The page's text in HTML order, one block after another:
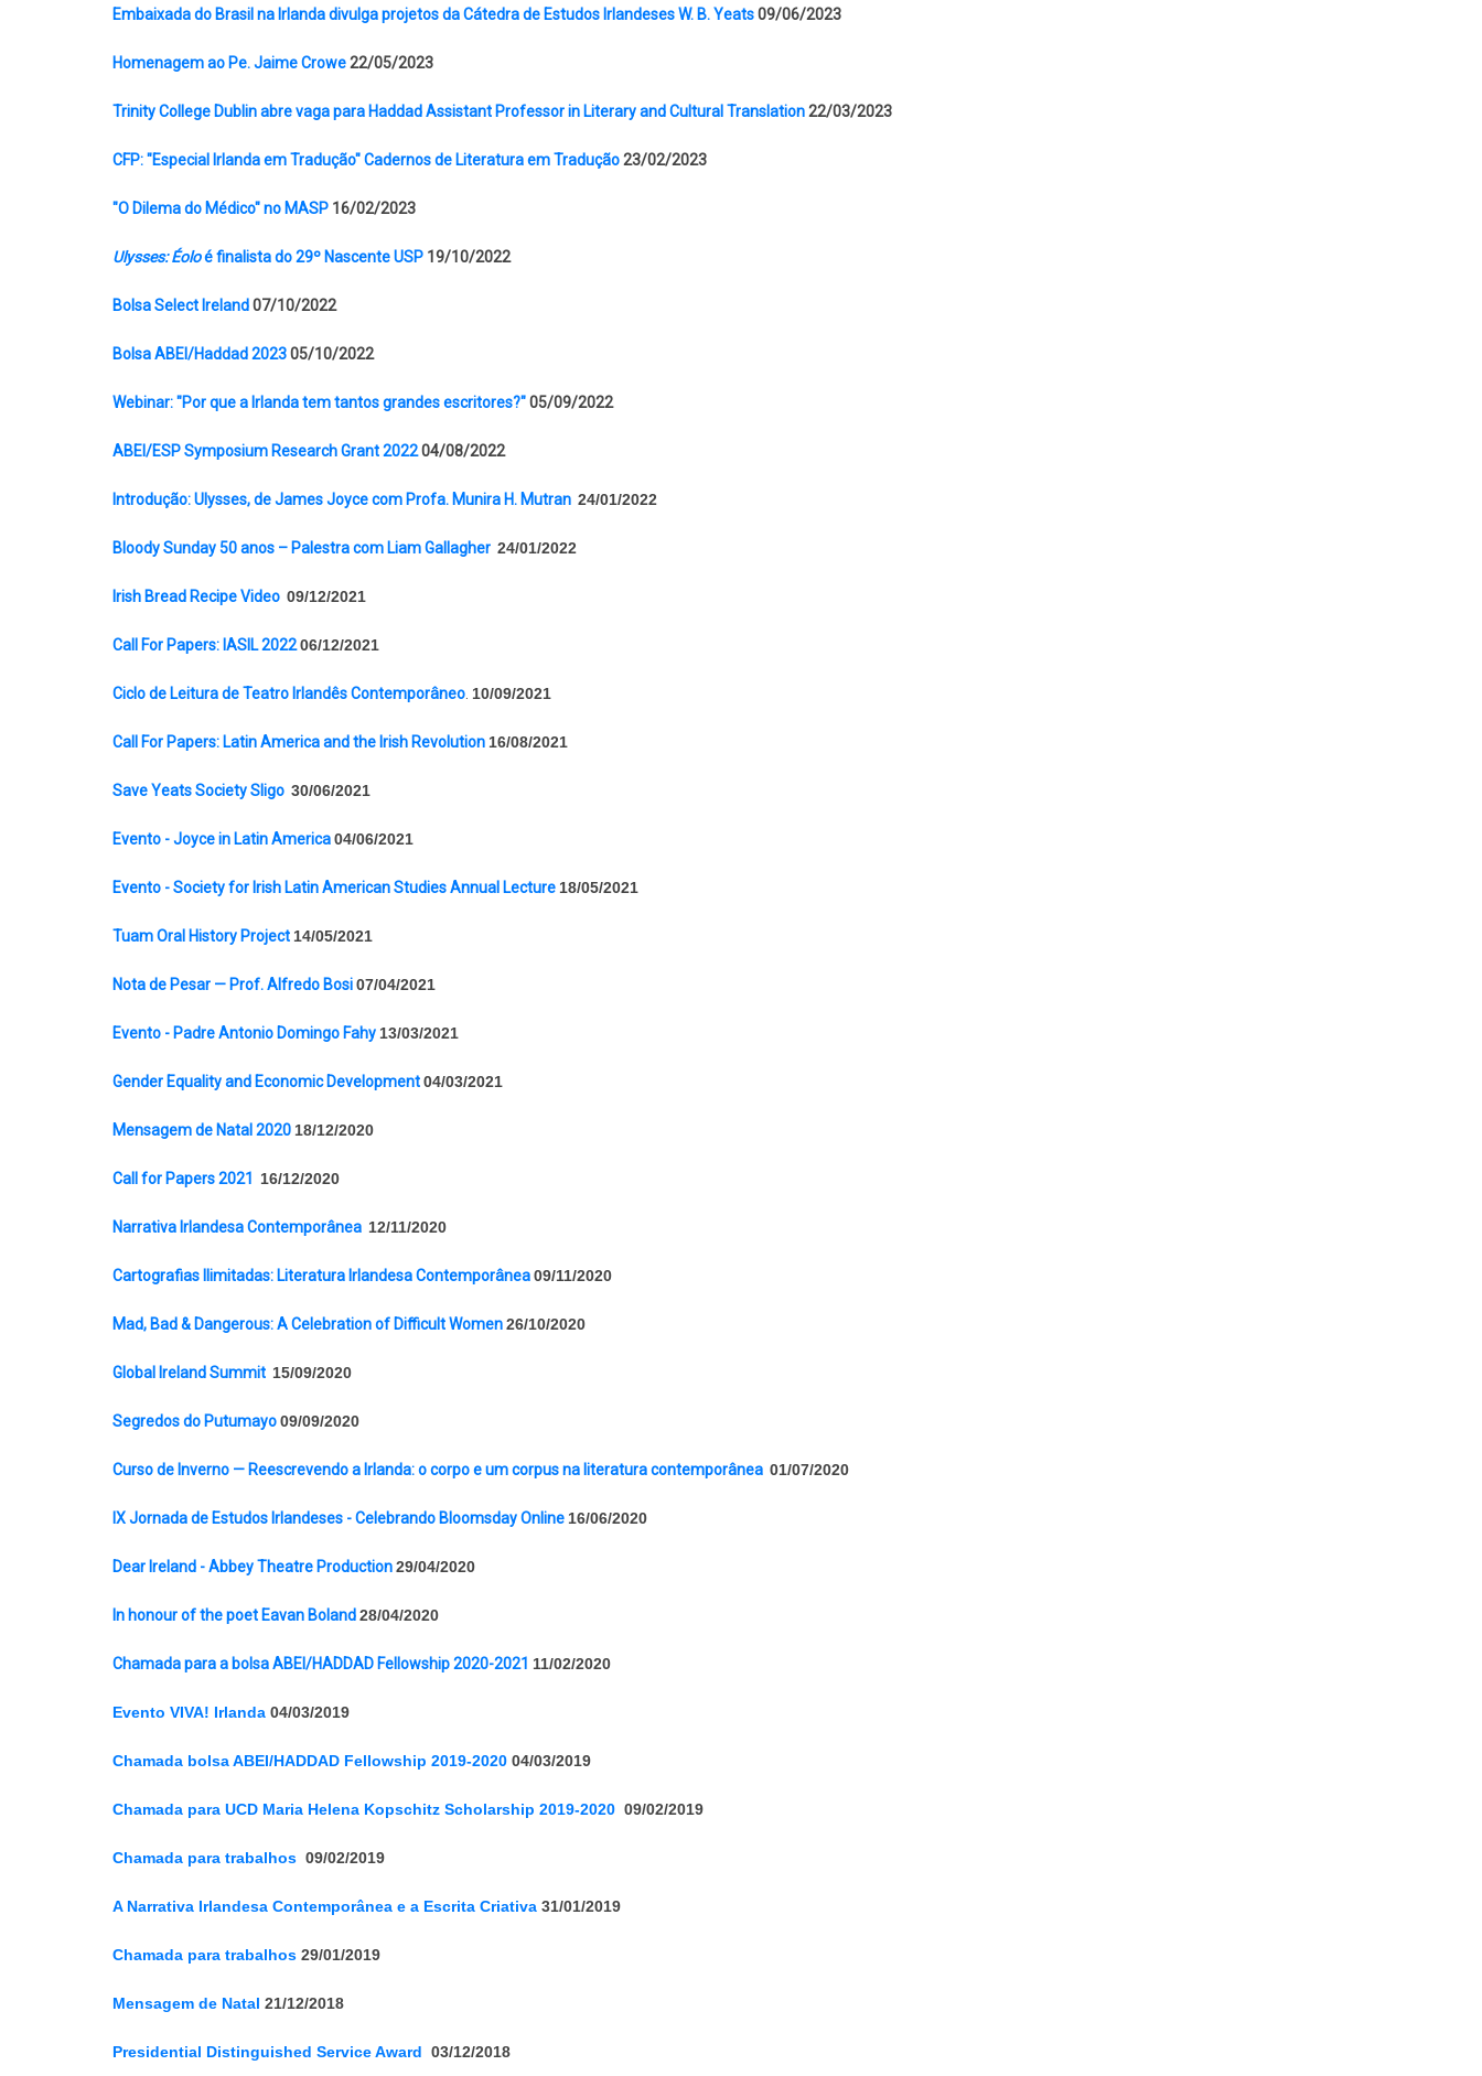
Embaixada do Brasil na Irlanda divulga projetos da Cátedra de Estudos Irlandeses W. B. Yeats09/06/2023
Homenagem ao Pe. Jaime Crowe22/05/2023
Trinity College Dublin abre vaga para Haddad Assistant Professor in Literary and Cultural Translation22/03/2023
CFP: "Especial Irlanda em Tradução" Cadernos de Literatura em Tradução23/02/2023
"O Dilema do Médico" no MASP 16/02/2023
Ulysses: Éoloé finalista do 29º Nascente USP 19/10/2022
Bolsa Select Ireland07/10/2022
Bolsa ABEI/Haddad 202305/10/2022
Webinar: "Por que a Irlanda tem tantos grandes escritores?"05/09/2022
ABEI/ESP Symposium Research Grant 202204/08/2022
Introdução: Ulysses, de James Joyce com Profa. Munira H. Mutran 24/01/2022
Bloody Sunday 50 anos – Palestra com Liam Gallagher 24/01/2022
Irish Bread Recipe Video 09/12/2021
Call For Papers: IASIL 202206/12/2021
Ciclo de Leitura de Teatro Irlandês Contemporâneo 10/09/2021
Call For Papers: Latin America and the Irish Revolution 16/08/2021
Save Yeats Society Sligo 30/06/2021
Evento - Joyce in Latin America04/06/2021
Evento - Society for Irish Latin American Studies Annual Lecture 18/05/2021
Tuam Oral History Project 14/05/2021
Nota de Pesar — Prof. Alfredo Bosi07/04/2021
Evento - Padre Antonio Domingo Fahy 13/03/2021
Gender Equality and Economic Development04/03/2021
Mensagem de Natal 2020 18/12/2020
Call for Papers 2021 16/12/2020
Narrativa Irlandesa Contemporânea 12/11/2020
Cartografias Ilimitadas: Literatura Irlandesa Contemporânea09/11/2020
Mad, Bad & Dangerous: A Celebration of Difficult Women26/10/2020
Global Ireland Summit 15/09/2020
Segredos do Putumayo09/09/2020
Curso de Inverno — Reescrevendo a Irlanda: o corpo e um corpus na literatura contemporânea 01/07/2020
IX Jornada de Estudos Irlandeses - Celebrando Bloomsday Online 16/06/2020
Dear Ireland - Abbey Theatre Production29/04/2020
In honour of the poet Eavan Boland28/04/2020
Chamada para a bolsa ABEI/HADDAD Fellowship 2020-2021 11/02/2020
Evento VIVA! Irlanda 04/03/2019
Chamada bolsa ABEI/HADDAD Fellowship 2019-2020 04/03/2019
Chamada para UCD Maria Helena Kopschitz Scholarship 2019-2020 09/02/2019
Chamada para trabalhos 09/02/2019
A Narrativa Irlandesa Contemporânea e a Escrita Criativa 31/01/2019
Chamada para trabalhos 29/01/2019
Mensagem de Natal 21/12/2018
Presidential Distinguished Service Award 03/12/2018